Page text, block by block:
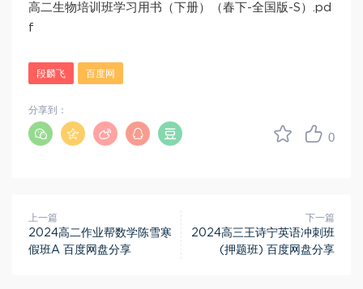
高二生物培训班学习用书（下册）（春下-全国版-S）.pd
f
段麟飞 百度网
0
分享到：
上一篇
2024高二作业帮数学陈雪寒
假班A 百度网盘分享
下一篇
2024高三王诗宁英语冲刺班
(押题班) 百度网盘分享